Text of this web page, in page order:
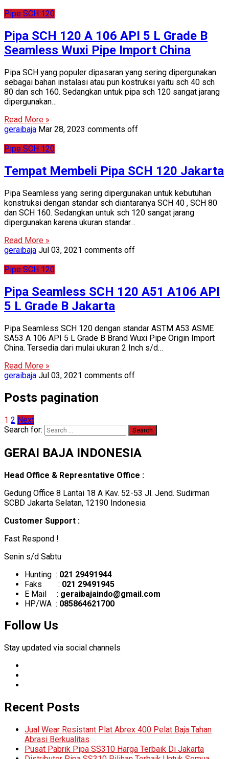
Pipe SCH 120
Pipa SCH 120 A 106 API 5 L Grade B
Seamless Wuxi Pipe Import China
Pipa SCH yang populer dipasaran yang sering dipergunakan
sebagai bahan instalasi atau pun kostruksi yaitu sch 40 sch
80 dan sch 160. Sedangkan untuk pipa sch 120 sangat jarang
dipergunakan…
Read More »
geraibaja Mar 28, 2023 comments off
Pipe SCH 120
Tempat Membeli Pipa SCH 120 Jakarta
Pipa Seamless yang sering dipergunakan untuk kebutuhan
konstruksi dengan standar sch diantaranya SCH 40 , SCH 80
dan SCH 160. Sedangkan untuk sch 120 sangat jarang
dipergunakan karena ukuran standar…
Read More »
geraibaja Jul 03, 2021 comments off
Pipe SCH 120
Pipa Seamless SCH 120 A51 A106 API
5 L Grade B Jakarta
Pipa Seamless SCH 120 dengan standar ASTM A53 ASME
SA53 A 106 API 5 L Grade B Brand Wuxi Pipe Origin Import
China. Tersedia dari mulai ukuran 2 Inch s/d…
Read More »
geraibaja Jul 03, 2021 comments off
Posts pagination
1 2 Next
Search for:
GERAI BAJA INDONESIA
Head Office & Represntative Office :
Gedung Office 8 Lantai 18 A Kav. 52-53 Jl. Jend. Sudirman
SCBD Jakarta Selatan, 12190 Indonesia
Customer Support :
Fast Respond !
Senin s/d Sabtu
Hunting : 021 29491944
Faks : 021 29491945
E Mail : geraibajaindo@gmail.com
HP/WA : 085864621700
Follow Us
Stay updated via social channels
Recent Posts
Jual Wear Resistant Plat Abrex 400 Pelat Baja Tahan
Abrasi Berkualitas
Pusat Pabrik Pipa SS310 Harga Terbaik Di Jakarta